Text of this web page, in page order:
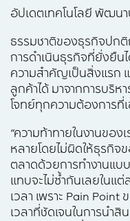
อัปเดตเทคโนโลยี พัฒ
ธรรมชาติของธุรกิจปก
การดำเนินธุรกิจที่ยั่งยืน
ความสำคัญเป็นสิ่งแรก แ
ลูกค้าได้ มาจากการบริ
โจทย์ทุกความต้องการที่เ
“ความท้าทายในงานขอ
หลายโดยไม่ผิดให้ธุรกิจ
ตลาดด้วยการทำงานแบ
แทบจะไม่ซ้ำกันเลยในแ
เวลา เพราะ Pain
เวลาที่ชัดเจนในการนำสิ